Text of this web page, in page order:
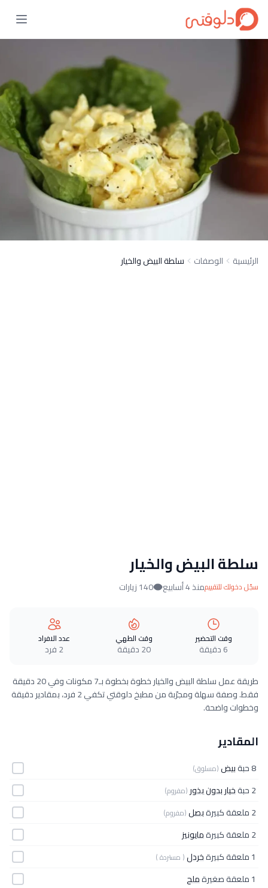
الرئيسية الوصفات سلطة البيض والخيار
سلطة البيض والخيار
سجّل دخولك للتقييممنذ 4 أسابيع 140 زيارات
وقت التحضير
6 دقيقة
وقت الطهي
20 دقيقة
عدد الافراد
2 فرد
طريقة عمل سلطة البيض والخيار خطوة بخطوة بـ7 مكونات وفي 20 دقيقة
فقط. وصفة سهلة ومجرّبة من مطبخ دلوقتي تكفي 2 فرد، بمقادير دقيقة
وخطوات واضحة.
المقادير
8 حبة بيض(مسلوق)
2 حبة خيار بدون بذور(مفروم)
2 ملعقة كبيرة بصل(مفروم)
2 ملعقة كبيرة
مايونيز
1 ملعقة كبيرة
خردل( مستردة )
1 ملعقة صغيرة
ملح